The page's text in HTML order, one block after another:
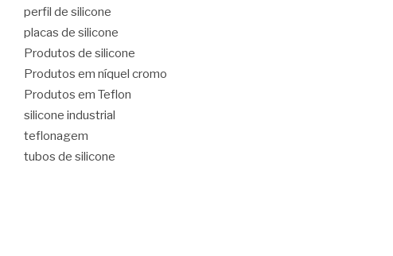
perfil de silicone
placas de silicone
Produtos de silicone
Produtos em níquel cromo
Produtos em Teflon
silicone industrial
teflonagem
tubos de silicone